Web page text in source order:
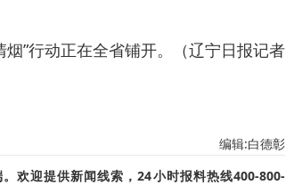
”行动正在全省铺开。（辽宁日报记者
编辑:白德彰
欢迎提供新闻线索，24小时报料热线400-800-